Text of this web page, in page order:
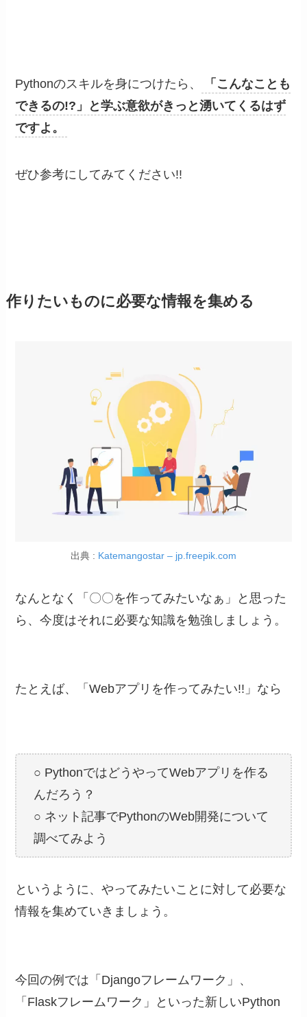
Pythonのスキルを身につけたら、
「こんなことも
できるの!?」と学ぶ意欲がきっと湧いてくるはず
ですよ。
ぜひ参考にしてみてください!!
作りたいものに必要な情報を集める
出典 : Katemangostar – jp.freepik.com
なんとなく「〇〇を作ってみたいなぁ」と思った
ら、今度はそれに必要な知識を勉強しましょう。
たとえば、「Webアプリを作ってみたい!!」なら
○ PythonではどうやってWebアプリを作る
んだろう？
○ ネット記事でPythonのWeb開発について
調べてみよう
というように、やってみたいことに対して必要な
情報を集めていきましょう。
今回の例では 「Djangoフレームワーク」、
「Flaskフレームワーク」といった新しいPython